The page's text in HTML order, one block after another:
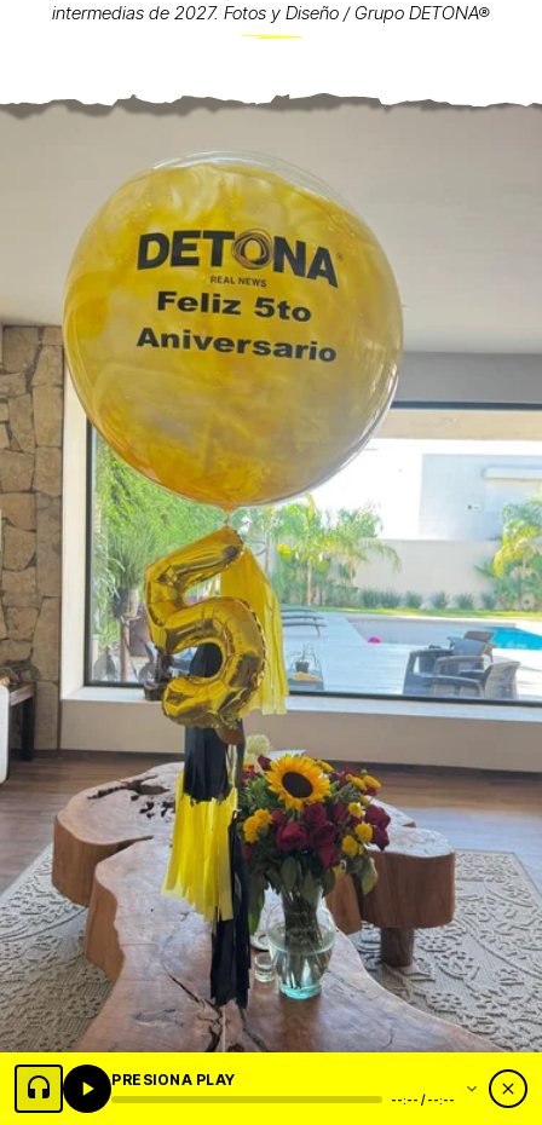
intermedias de 2027. Fotos y Diseño / Grupo DETONA®
PRESIONA PLAY
--:-- / --:--